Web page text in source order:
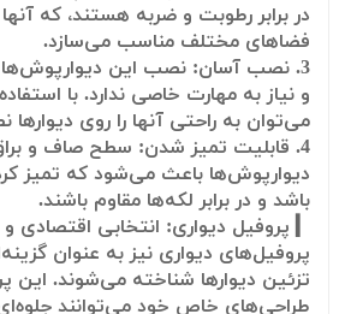
در برابر رطوبت و ضربه هستند، که آنها
فضاهای مختلف مناسب می‌سازد.
3. نصب آسان: نصب این
و نیاز به مهارت خاصی ندارد. با
می‌توان به راحتی آنها را روی
4. قابلیت تمیز شدن: سطح صاف و
دیوارپوش‌ها باعث می‌شود که تمیز
باشد و در برابر لکه‌ها مقاوم باشند.
▎ پروفیل دیواری: انتخابی اقتصادی و
پروفیل‌های دیواری نیز به عنوان
تزئین دیوارها شناخته می‌شوند. این
طراحی‌های خاص خود می‌توانند